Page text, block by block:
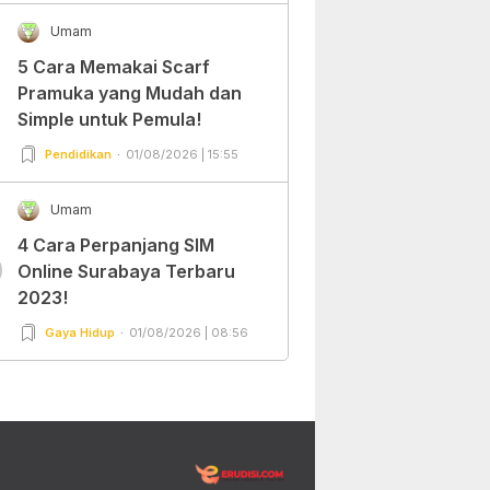
Umam
5 Cara Memakai Scarf
Pramuka yang Mudah dan
Simple untuk Pemula!
Pendidikan 01/08/2026 | 15:55
Umam
4 Cara Perpanjang SIM
Online Surabaya Terbaru
2023!
Gaya Hidup 01/08/2026 | 08:56